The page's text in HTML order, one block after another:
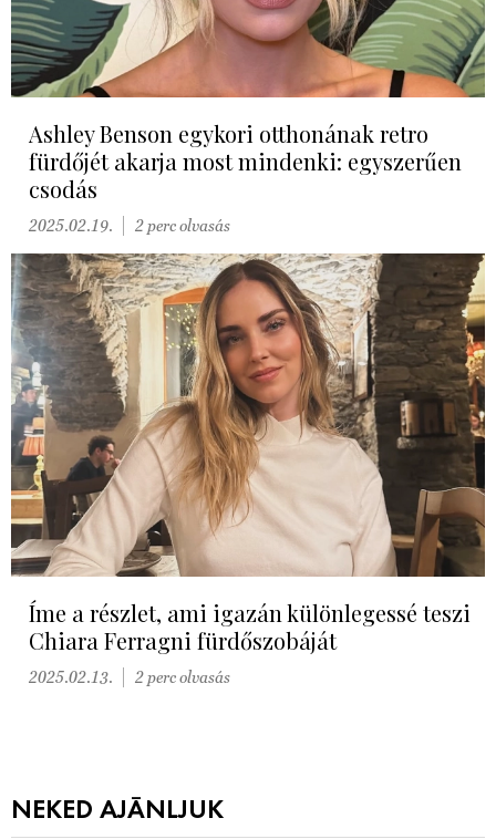
Ashley Benson egykori otthonának retro
fürdőjét akarja most mindenki: egyszerűen
csodás
2025.02.19. 2 perc olvasás
Íme a részlet, ami igazán különlegessé teszi
Chiara Ferragni fürdőszobáját
2025.02.13. 2 perc olvasás
NEKED AJÁNLJUK